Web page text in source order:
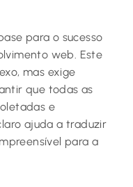
para o sucesso
web. Este
mas exige
que todas as
e
ajuda a traduzir
para a